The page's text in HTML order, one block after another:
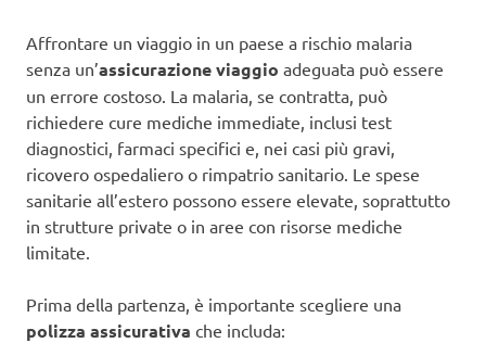
Affrontare un viaggio in un paese a rischio malaria
senza un’assicurazione viaggio adeguata può essere
un errore costoso. La malaria, se contratta, può
richiedere cure mediche immediate, inclusi test
diagnostici, farmaci specifici e, nei casi più gravi,
ricovero ospedaliero o rimpatrio sanitario. Le spese
sanitarie all’estero possono essere elevate, soprattutto
in strutture private o in aree con risorse mediche
limitate.
Prima della partenza, è importante scegliere una
polizza assicurativa che includa: